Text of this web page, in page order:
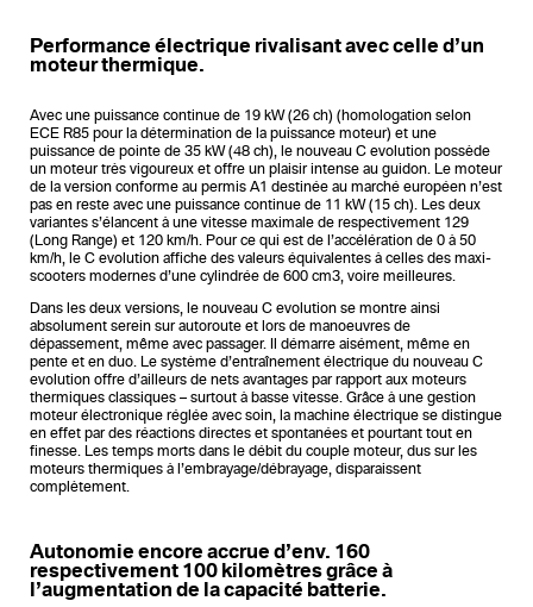
Performance électrique rivalisant avec celle d’un
moteur thermique.
Avec une puissance continue de 19 kW (26 ch) (homologation selon
ECE R85 pour la détermination de la puissance moteur) et une
puissance de pointe de 35 kW (48 ch), le nouveau C evolution possède
un moteur très vigoureux et offre un plaisir intense au guidon. Le moteur
de la version conforme au permis A1 destinée au marché européen n’est
pas en reste avec une puissance continue de 11 kW (15 ch). Les deux
variantes s’élancent à une vitesse maximale de respectivement 129
(Long Range) et 120 km/h. Pour ce qui est de l’accélération de 0 à 50
km/h, le C evolution affiche des valeurs équivalentes à celles des maxi-
scooters modernes d’une cylindrée de 600 cm3, voire meilleures.
Dans les deux versions, le nouveau C evolution se montre ainsi
absolument serein sur autoroute et lors de manoeuvres de
dépassement, même avec passager. Il démarre aisément, même en
pente et en duo. Le système d’entraînement électrique du nouveau C
evolution offre d’ailleurs de nets avantages par rapport aux moteurs
thermiques classiques – surtout à basse vitesse. Grâce à une gestion
moteur électronique réglée avec soin, la machine électrique se distingue
en effet par des réactions directes et spontanées et pourtant tout en
finesse. Les temps morts dans le débit du couple moteur, dus sur les
moteurs thermiques à l’embrayage/débrayage, disparaissent
complètement.
Autonomie encore accrue d’env. 160
respectivement 100 kilomètres grâce à
l’augmentation de la capacité batterie.